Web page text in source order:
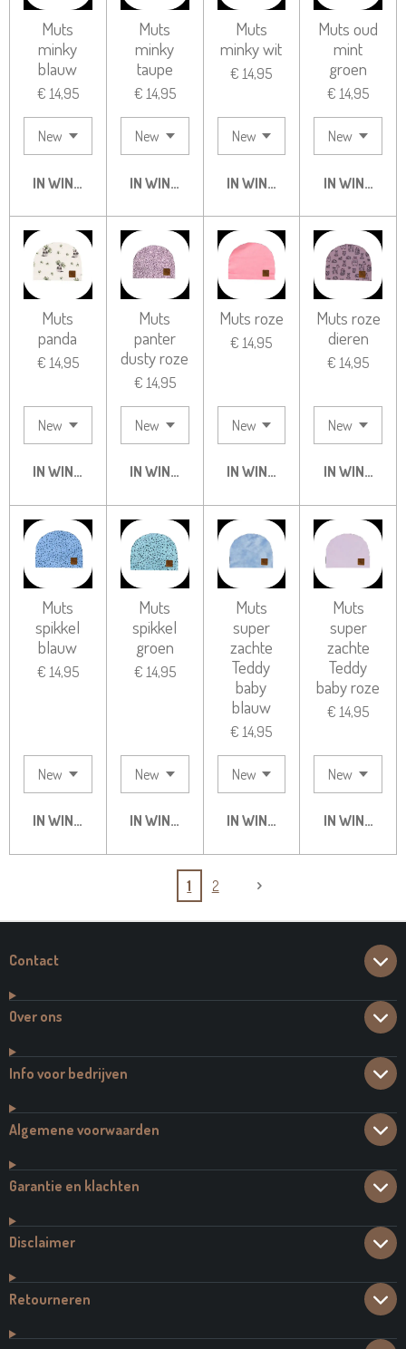
Muts
minky
blauw
€ 14,95
IN WINKELWAGEN
Muts
minky
taupe
€ 14,95
IN WINKELWAGEN
Muts
minky wit
€ 14,95
IN WINKELWAGEN
Muts oud
mint
groen
€ 14,95
IN
Muts
panda
€ 14,95
IN WINKELWAGEN
Muts
panter
dusty roze
€ 14,95
IN WINKELWAGEN
Muts roze
€ 14,95
IN WINKELWAGEN
Muts roze
dieren
€ 14,95
IN
Muts
spikkel
blauw
€ 14,95
IN WINKELWAGEN
Muts
spikkel
groen
€ 14,95
IN WINKELWAGEN
Muts
super
zachte
Teddy
baby
blauw
€ 14,95
IN WINKELWAGEN
Muts
super
zachte
Teddy
baby roze
€ 14,95
IN
1 2
Contact
Over ons
Info voor bedrijven
Algemene voorwaarden
Garantie en klachten
Disclaimer
Retourneren